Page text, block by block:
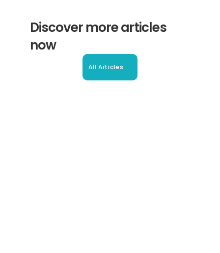
Discover more articles
now
All Articles